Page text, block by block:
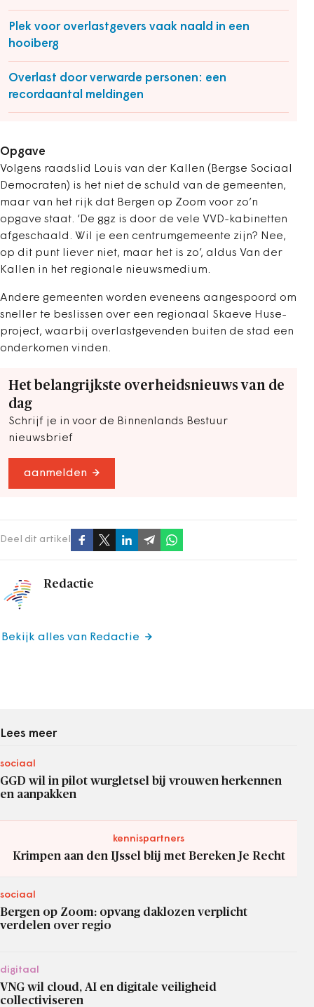
Plek voor overlastgevers vaak naald in een
hooiberg
Overlast door verwarde personen: een
recordaantal meldingen
Opgave
Volgens raadslid Louis van der Kallen (Bergse Sociaal
Democraten) is het niet de schuld van de gemeenten,
maar van het rijk dat Bergen op Zoom voor zo’n
opgave staat. ‘De ggz is door de vele VVD-kabinetten
afgeschaald. Wil je een centrumgemeente zijn? Nee,
op dit punt liever niet, maar het is zo’, aldus Van der
Kallen in het regionale nieuwsmedium.
Andere gemeenten worden eveneens aangespoord om
sneller te beslissen over een regionaal Skaeve Huse-
project, waarbij overlastgevenden buiten de stad een
onderkomen vinden.
Het belangrijkste overheidsnieuws van de
dag
Schrijf je in voor de Binnenlands Bestuur
nieuwsbrief
aanmelden
Deel dit artikel
Redactie
Bekijk alles van Redactie
Lees meer
sociaal
GGD wil in pilot wurgletsel bij vrouwen herkennen
en aanpakken
kennispartners
Krimpen aan den IJssel blij met Bereken Je Recht
sociaal
Bergen op Zoom: opvang daklozen verplicht
verdelen over regio
digitaal
VNG wil cloud, AI en digitale veiligheid
collectiviseren